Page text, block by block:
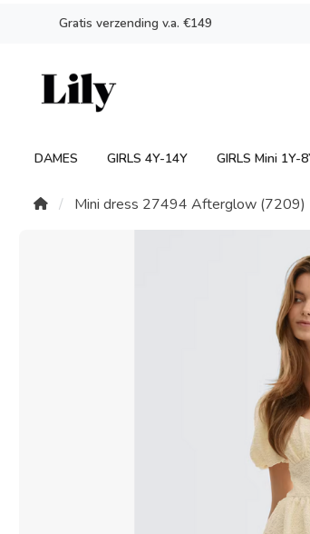
Gratis verzending v.a. €149
DAMES GIRLS 4Y-14Y GIRLS Mini 1Y-
Mini dress 27494 Afterglow (7209)